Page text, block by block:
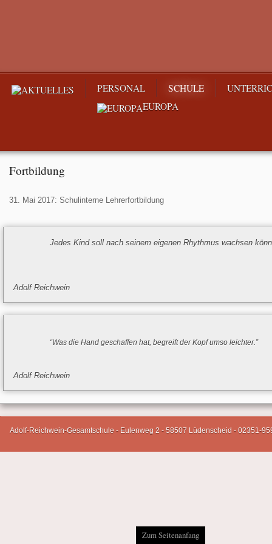
PERSONAL SCHULE
EUROPA
Fortbildung
31. Mai 2017: Schulinterne Lehrerfortbildung
Jedes Kind soll nach seinem eigenen Rhythmus wachsen
Adolf Reichwein
“Was die Hand geschaffen hat, begreift der Kopf umso leichter.”
Adolf Reichwein
Adolf-Reichwein-Gesamtschule - Eulenweg 2 - 58507 Lüdenscheid - 02351-
Zum Seitenanfang